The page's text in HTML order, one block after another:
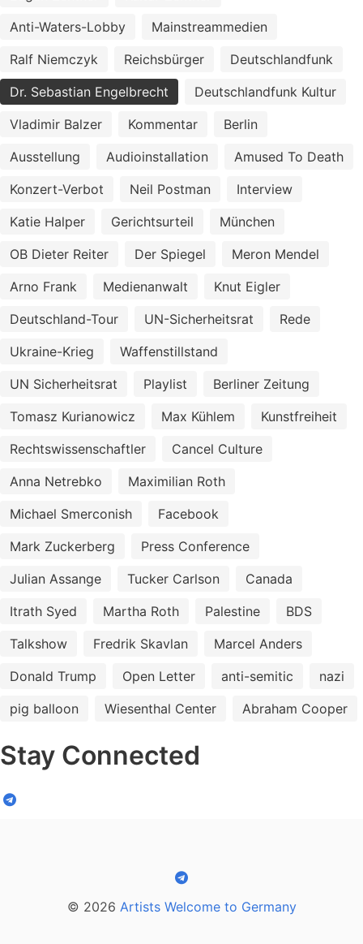
Anti-Waters-Lobby
Mainstreammedien
Ralf Niemczyk
Reichsbürger
Deutschlandfunk
Dr. Sebastian Engelbrecht
Deutschlandfunk Kultur
Vladimir Balzer
Kommentar
Berlin
Ausstellung
Audioinstallation
Amused To Death
Konzert-Verbot
Neil Postman
Interview
Katie Halper
Gerichtsurteil
München
OB Dieter Reiter
Der Spiegel
Meron Mendel
Arno Frank
Medienanwalt
Knut Eigler
Deutschland-Tour
UN-Sicherheitsrat
Rede
Ukraine-Krieg
Waffenstillstand
UN Sicherheitsrat
Playlist
Berliner Zeitung
Tomasz Kurianowicz
Max Kühlem
Kunstfreiheit
Rechtswissenschaftler
Cancel Culture
Anna Netrebko
Maximilian Roth
Michael Smerconish
Facebook
Mark Zuckerberg
Press Conference
Julian Assange
Tucker Carlson
Canada
Itrath Syed
Martha Roth Palestine
BDS
Talkshow
Fredrik Skavlan
Marcel Anders
Donald Trump
Open Letter anti-semitic
nazi
pig balloon
Wiesenthal Center Abraham Cooper
Stay Connected
© 2026 Artists Welcome to Germany